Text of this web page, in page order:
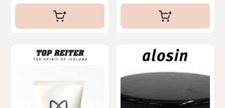
produkten
produkten
har